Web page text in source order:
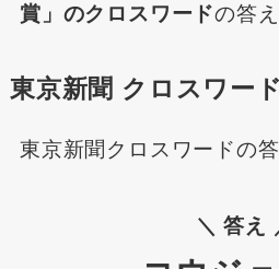
賞」のクロスワードの答
東京新聞 クロスワー
東京新聞クロスワードの答
＼ 答え